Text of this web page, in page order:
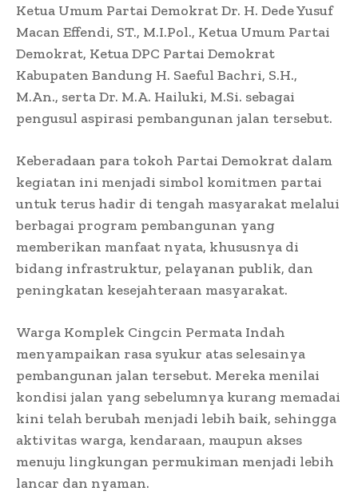
Ketua Umum Partai Demokrat Dr. H. Dede Yusuf
Macan Effendi, ST., M.I.Pol., Ketua Umum Partai
Demokrat, Ketua DPC Partai Demokrat
Kabupaten Bandung H. Saeful Bachri, S.H.,
M.An., serta Dr. M.A. Hailuki, M.Si. sebagai
pengusul aspirasi pembangunan jalan tersebut.
Keberadaan para tokoh Partai Demokrat dalam
kegiatan ini menjadi simbol komitmen partai
untuk terus hadir di tengah masyarakat melalui
berbagai program pembangunan yang
memberikan manfaat nyata, khususnya di
bidang infrastruktur, pelayanan publik, dan
peningkatan kesejahteraan masyarakat.
Warga Komplek Cingcin Permata Indah
menyampaikan rasa syukur atas selesainya
pembangunan jalan tersebut. Mereka menilai
kondisi jalan yang sebelumnya kurang memadai
kini telah berubah menjadi lebih baik, sehingga
aktivitas warga, kendaraan, maupun akses
menuju lingkungan permukiman menjadi lebih
lancar dan nyaman.